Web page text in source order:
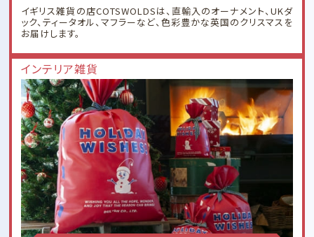
イギリス雑貨の店COTSWOLDSは、直輸入のオーナメント、UKダ
ック、ティータオル、マフラーなど、色彩豊かな英国のクリスマスを
お届けします。
インテリア雑貨